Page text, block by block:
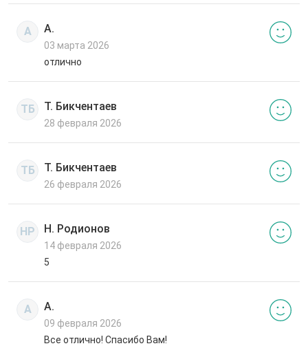
А А.
03 марта 2026
отлично
ТБ Т. Бикчентаев
28 февраля 2026
ТБ Т. Бикчентаев
26 февраля 2026
НР Н. Родионов
14 февраля 2026
5
А А.
09 февраля 2026
Все отлично! Спасибо Вам!